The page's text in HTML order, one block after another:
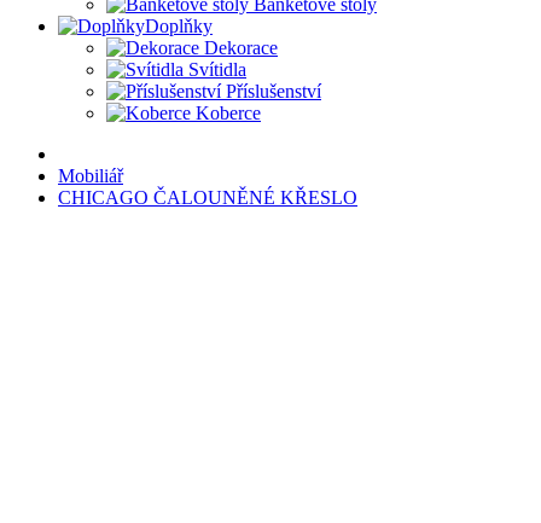
Banketové stoly
Doplňky
Dekorace
Svítidla
Příslušenství
Koberce
Mobiliář
CHICAGO ČALOUNĚNÉ KŘESLO